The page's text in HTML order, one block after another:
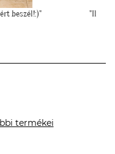
virágos
"Szia
termékei